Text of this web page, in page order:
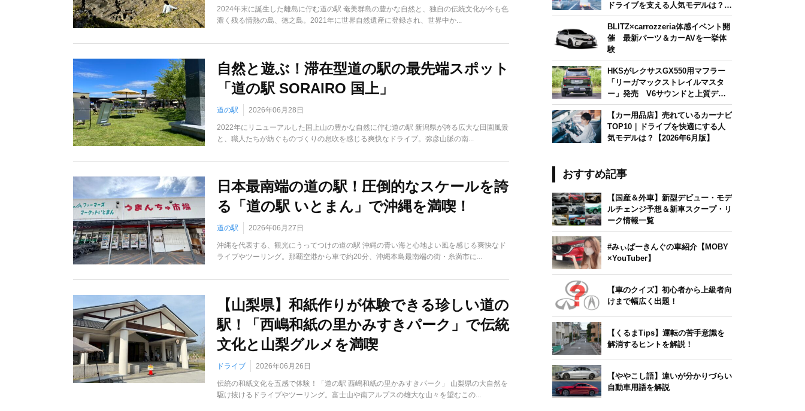
2024年末に誕生した離島に佇む道の駅 奄美群島の豊かな自然と、独自の伝統文化が今も色
濃く残る情熱の島、徳之島。2021年に世界自然遺産に登録され、世界中か...
自然と遊ぶ！滞在型道の駅の最先端スポット
「道の駅 SORAIRO 国上」
道の駅 2026年06月28日
2022年にリニューアルした国上山の豊かな自然に佇む道の駅 新潟県が誇る広大な田園風景
と、職人たちが紡ぐものづくりの息吹を感じる爽快なドライブ。弥彦山脈の南...
日本最南端の道の駅！圧倒的なスケールを誇
る「道の駅 いとまん」で沖縄を満喫！
道の駅 2026年06月27日
沖縄を代表する、観光にうってつけの道の駅 沖縄の青い海と心地よい風を感じる爽快なド
ライブやツーリング。那覇空港から車で約20分、沖縄本島最南端の街・糸満市に...
【山梨県】和紙作りが体験できる珍しい道の
駅！「西嶋和紙の里かみすきパーク」で伝統
文化と山梨グルメを満喫
ドライブ 2026年06月26日
伝統の和紙文化を五感で体験！「道の駅 西嶋和紙の里かみすきパーク」 山梨県の大自然を
駆け抜けるドライブやツーリング。富士山や南アルプスの雄大な山々を望むこの...
ドライブを支える人気モデルは？
【2026年6月版】
BLITZ×carrozzeria体感イベント開
催 最新パーツ＆カーAVを一挙体
験
HKSがレクサスGX550用マフラー
「リーガマックストレイルマスタ
ー」発売 V6サウンドと上質デザ
インを両立
【カー用品店】売れているカーナビ
TOP10｜ドライブを快適にする人
気モデルは？【2026年6月版】
おすすめ記事
【国産＆外車】新型デビュー・モデ
ルチェンジ予想＆新車スクープ・リ
ーク情報一覧
#みぃぱーきんぐの車紹介【MOBY
×YouTuber】
【車のクイズ】初心者から上級者向
けまで幅広く出題！
【くるまTips】運転の苦手意識を
解消するヒントを解説！
【ややこし語】違いが分かりづらい
自動車用語を解説